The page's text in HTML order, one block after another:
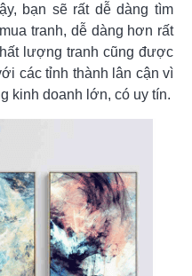
bạn sẽ rất dễ dàng tìm
tranh, dễ dàng hơn rất
lượng tranh cũng được
các tỉnh thành lân cận vì
kinh doanh lớn, có uy tín.